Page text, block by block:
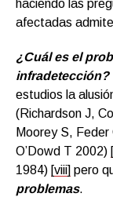
haciendo las
afectadas
¿Cuál es el
infradetección?
estudios la
(Richardson J,
Moorey S, Feder
O’Dowd T 2002)
1984) [viii] pero
problemas.